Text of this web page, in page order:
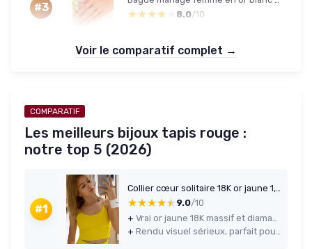
#3 ★★★★★
★★★★★ 8.0/10
Voir le comparatif complet →
COMPARATIF
Les meilleurs bijoux tapis rouge :
notre top 5 (2026)
#1 ★★★★★
★★★★★ 9.0/10
+
+